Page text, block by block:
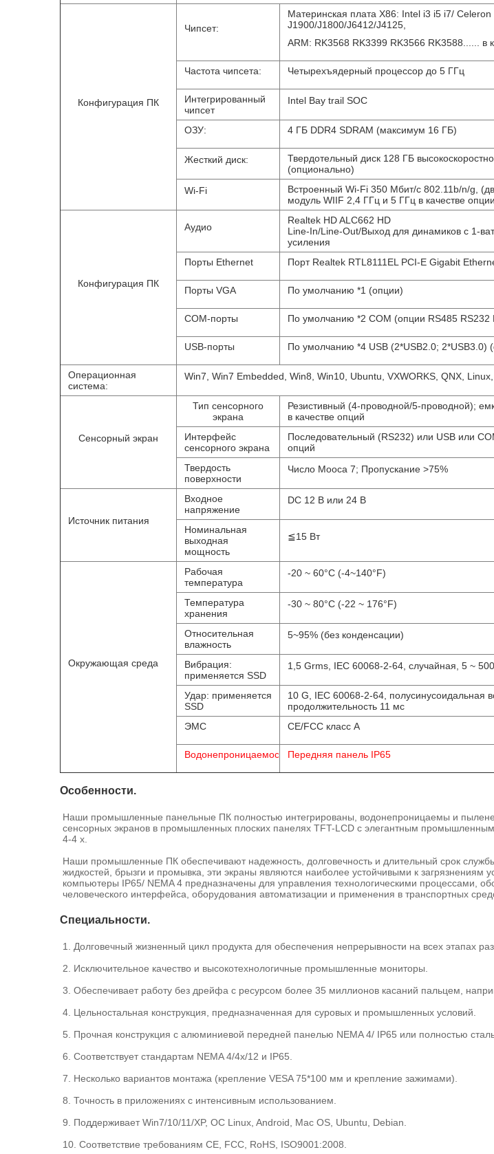
Конфигурация ПК
Чипсет:
Материнская плата X86: Intel i3 i5 i7/ Celeron
J1900/J1800/J6412/J4125,
ARM: RK3568 RK3399 RK3566 RK3588...... в
Частота чипсета: Четырехъядерный процессор до 5 ГГц
Интегрированный
чипсет
Intel Bay trail SOC
ОЗУ: 4 ГБ DDR4 SDRAM (максимум 16 ГБ)
Жесткий диск:
Твердотельный диск 128 ГБ
(опционально)
Wi-Fi
Встроенный Wi-Fi 350 Мбит/с 802.11b/n/g,
модуль WIIF 2,4 ГГц и 5 ГГц в качестве
Конфигурация ПК
Аудио
Realtek HD ALC662 HD
Line-In/Line-Out/Выход для динамиков с 1-
усиления
Порты Ethernet
Порт Realtek RTL8111EL PCI-E Gigabit
Порты VGA По умолчанию *1 (опции)
COM-порты По умолчанию *2 COM (опции RS485 RS232
USB-порты По умолчанию *4 USB (2*USB2.0; 2*USB3.0)
Операционная
система:
Win7, Win7 Embedded, Win8, Win10, Ubuntu, VXWORKS, QNX, Linux,
Сенсорный экран
Тип сенсорного
экрана
Резистивный (4-проводной/5-проводной);
в качестве опций
Интерфейс
сенсорного экрана
Последовательный (RS232) или USB или
опций
Твердость
поверхности
Число Мооса 7; Пропускание >75%
Источник питания
Входное
напряжение
DC 12 В или 24 В
Номинальная
выходная
мощность
≦15 Вт
Окружающая среда
Рабочая
температура
-20 ~ 60°C (-4~140°F)
Температура
хранения
-30 ~ 80°C (-22 ~ 176°F)
Относительная
влажность
5~95% (без конденсации)
Вибрация:
применяется SSD
1,5 Grms, IEC 60068-2-64, случайная, 5 ~
Удар: применяется
SSD
10 G, IEC 60068-2-64, полусинусоидальная
продолжительность 11 мс
ЭМС
CE/FCC класс A
Водонепроницаемость Передняя панель IP65
Особенности.
Наши промышленные панельные ПК полностью интегрированы, водонепроницаемы и
сенсорных экранов в промышленных плоских панелях TFT-LCD с элегантным
4-4 x.
Наши промышленные ПК обеспечивают надежность, долговечность и длительный срок
жидкостей, брызги и промывка, эти экраны являются наиболее устойчивыми к
компьютеры IP65/ NEMA 4 предназначены для управления технологическими процессами,
человеческого интерфейса, оборудования автоматизации и применения в транспортных
Специальности.
1. Долговечный жизненный цикл продукта для обеспечения непрерывности на всех этапах
2. Исключительное качество и высокотехнологичные промышленные мониторы.
3. Обеспечивает работу без дрейфа с ресурсом более 35 миллионов касаний пальцем,
4. Цельностальная конструкция, предназначенная для суровых и промышленных условий.
5. Прочная конструкция с алюминиевой передней панелью NEMA 4/ IP65 или полностью
6. Соответствует стандартам NEMA 4/4x/12 и IP65.
7. Несколько вариантов монтажа (крепление VESA 75*100 мм и крепление зажимами).
8. Точность в приложениях с интенсивным использованием.
9. Поддерживает Win7/10/11/XP, ОС Linux, Android, Mac OS, Ubuntu, Debian.
10. Соответствие требованиям CE, FCC, RoHS, ISO9001:2008.